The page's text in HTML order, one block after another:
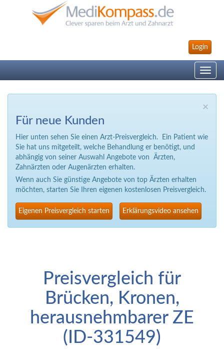
Login
Toggle
×
Für neue Kunden
Hier unten sehen Sie einen Arzt-Preisvergleich. Ein Patient wie
Sie hat uns mitgeteilt, welche Behandlung er benötigt, und
abhängig von seiner Auswahl Angebote von Ärzten,
Zahnärzten oder Augenärzten erhalten.
Wenn auch Sie günstige Angebote von top Ärzten erhalten
möchten, starten Sie Ihren eigenen kostenlosen Preisvergleich.
Eigenen Preisvergleich starten Erklärungsvideo ansehen
Preisvergleich für
Brücken, Kronen,
herausnehmbarer ZE
(ID-331549)